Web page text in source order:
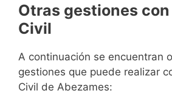
Otras gestiones
Civil
A continuación se encuentran
gestiones que puede realizar
Civil de Abezames: